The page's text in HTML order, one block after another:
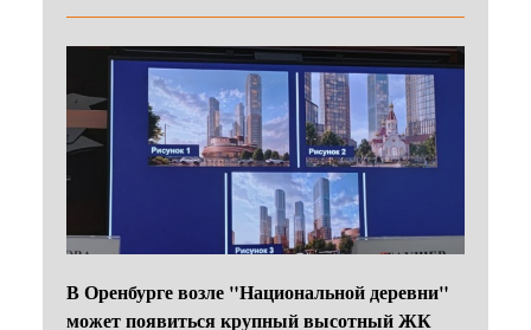
В Оренбурге возле "Национальной деревни"
может появиться крупный высотный ЖК